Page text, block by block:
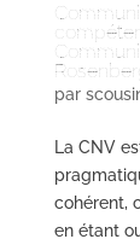
Rosenberg
par
La CNV
cohérent,
en étant